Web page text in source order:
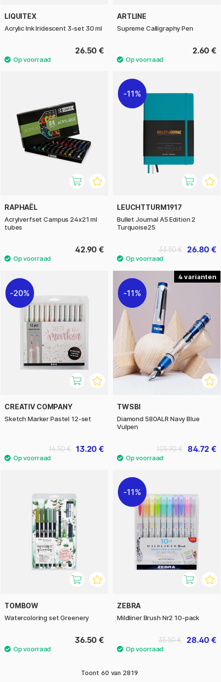
LIQUITEX
Acrylic Ink Iridescent 3-set 30 ml
26.50 €
ARTLINE
Supreme Calligraphy Pen
2.60 €
RAPHAËL
Acrylverfset Campus 24x21 ml
tubes
42.90 €
11%
LEUCHTTURM1917
Bullet Journal A5 Edition 2
Turquoise25
26.80 €
33.50 €
20%
CREATIV COMPANY
Sketch Marker Pastel 12-set
13.20 €
16.50 €
4
11%
TWSBI
Diamond 580ALR Navy Blue
Vulpen
84.72 €
105.90 €
TOMBOW
Watercoloring set Greenery
36.50 €
11%
ZEBRA
Mildliner Brush Nr2 10-pack
28.40 €
35.50 €
Toont 60 van 2819